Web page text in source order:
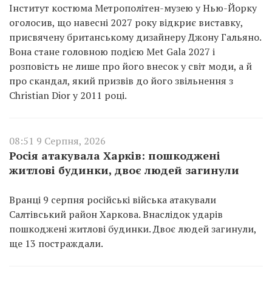
Інститут костюма Метрополітен-музею у Нью-Йорку
оголосив, що навесні 2027 року відкриє виставку,
присвячену британському дизайнеру Джону Гальяно.
Вона стане головною подією Met Gala 2027 і
розповість не лише про його внесок у світ моди, а й
про скандал, який призвів до його звільнення з
Christian Dior у 2011 році.
08:51 9 Серпня, 2026
Росія атакувала Харків: пошкоджені
житлові будинки, двоє людей загинули
Вранці 9 серпня російські війська атакували
Салтівський район Харкова. Внаслідок ударів
пошкоджені житлові будинки. Двоє людей загинули,
ще 13 постраждали.